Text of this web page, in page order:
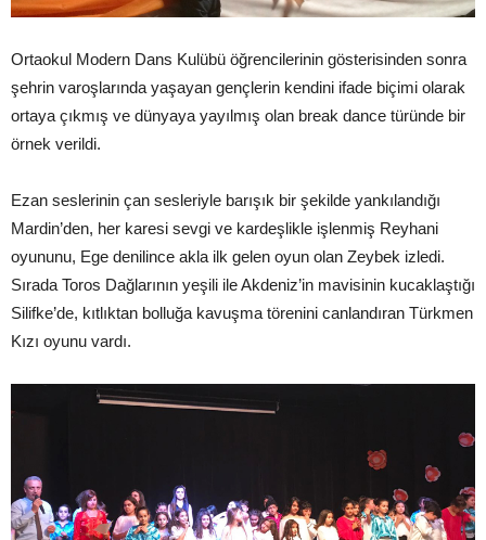
Ortaokul Modern Dans Kulübü öğrencilerinin gösterisinden sonra
şehrin varoşlarında yaşayan gençlerin kendini ifade biçimi olarak
ortaya çıkmış ve dünyaya yayılmış olan break dance türünde bir
örnek verildi.
Ezan seslerinin çan sesleriyle barışık bir şekilde yankılandığı
Mardin’den, her karesi sevgi ve kardeşlikle işlenmiş Reyhani
oyununu, Ege denilince akla ilk gelen oyun olan Zeybek izledi.
Sırada Toros Dağlarının yeşili ile Akdeniz’in mavisinin kucaklaştığı
Silifke’de, kıtlıktan bolluğa kavuşma törenini canlandıran Türkmen
Kızı oyunu vardı.